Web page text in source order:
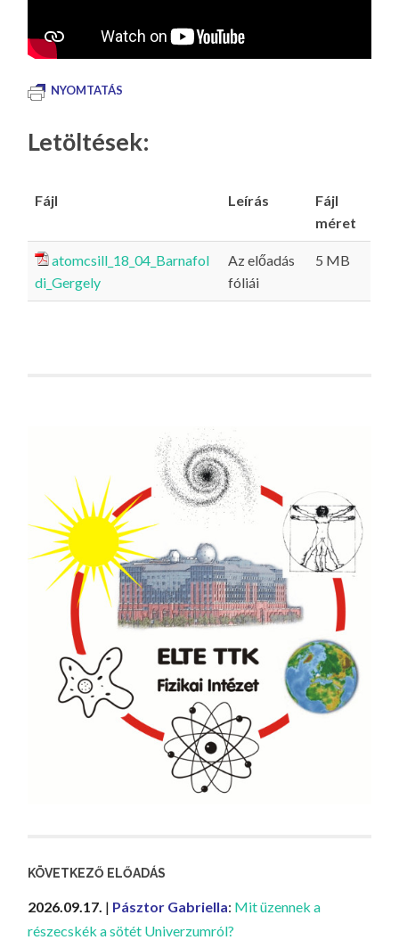
NYOMTATÁS
Letöltések:
Fájl Leírás
Fájl
méret
atomcsill_18_04_Barnafol
di_Gergely
Az előadás
fóliái
5 MB
KÖVETKEZŐ ELŐADÁS
2026.09.17. | Pásztor Gabriella: Mit üzennek a
részecskék a sötét Univerzumról?